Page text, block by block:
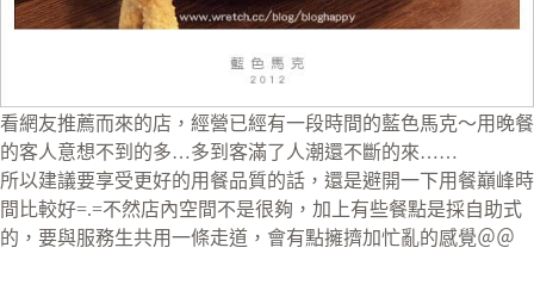
看網友推薦而來的店，經營已經有一段時間的藍色馬克～用晚餐
的客人意想不到的多…多到客滿了人潮還不斷的來……
所以建議要享受更好的用餐品質的話，還是避開一下用餐巔峰時
間比較好=.=不然店內空間不是很夠，加上有些餐點是採自助式
的，要與服務生共用一條走道，會有點擁擠加忙亂的感覺＠＠